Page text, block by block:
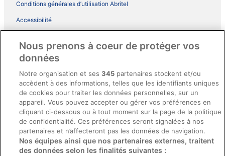
Conditions générales d’utilisation Abritel
Accessibilité
Conditions générales du programme BONUS+ d’ebookers
Directives de contenu et signalement de contenus
Aide
Soutien
Annuler votre réservation d’hôtel ou de propriété de vacances
Nous prenons à coeur de protéger vos
données
Notre organisation et ses345 partenaires stockent et/ou
accèdent à des informations, telles que les identifiants uniques
de cookies pour traiter les données personnelles, sur un
appareil. Vous pouvez accepter ou gérer vos préférences en
cliquant ci-dessous ou à tout moment sur la page de la politique
de confidentialité. Ces préférences seront signalées à nos
partenaires et n’affecteront pas les données de navigation.
Nos équipes ainsi que nos partenaires externes, traitent
des données selon les finalités suivantes :